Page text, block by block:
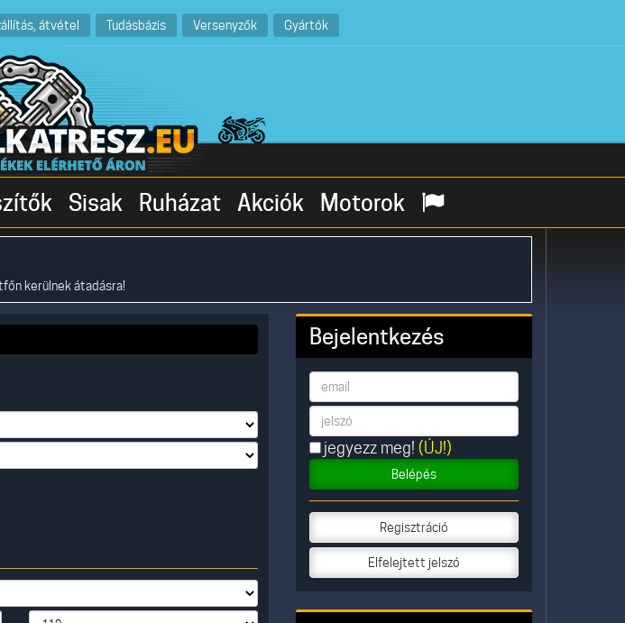
átvétel Tudásbázis Versenyzők Gyártók
Sisak Ruházat Akciók Motorok
kerülnek átadásra!
Bejelentkezés
jegyezz meg! (ÚJ!)
Belépés
Regisztráció
Elfelejtett jelszó